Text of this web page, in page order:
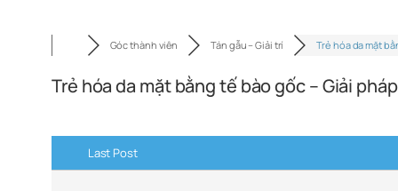
Góc thành viên Tán gẫu – Giải trí Trẻ hóa da mặt
Trẻ hóa da mặt bằng tế bào gốc – Giải
Last Post